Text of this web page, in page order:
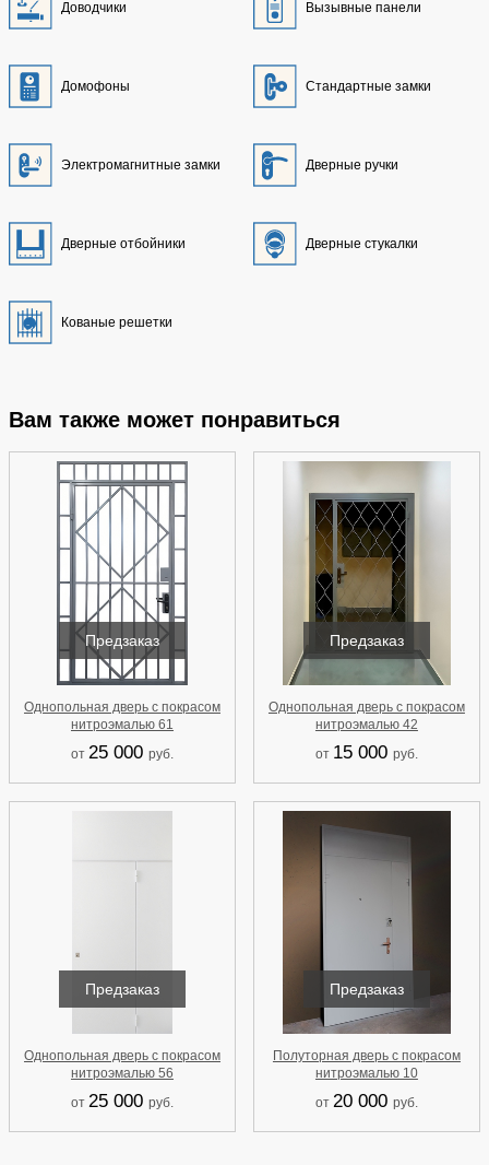
Доводчики Вызывные панели
Домофоны Стандартные замки
Электромагнитные замки Дверные ручки
Дверные отбойники Дверные стукалки
Кованые решетки
Вам также может понравиться
Предзаказ
Однопольная дверь с покрасом
нитроэмалью 61
от 25 000 руб.
Предзаказ
Однопольная дверь с покрасом
нитроэмалью 42
от 15 000 руб.
Предзаказ
Однопольная дверь с покрасом
нитроэмалью 56
от 25 000 руб.
Предзаказ
Полуторная дверь с покрасом
нитроэмалью 10
от 20 000 руб.